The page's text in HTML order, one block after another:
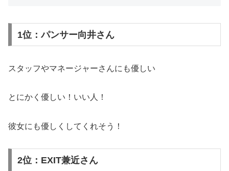
1位：パンサー向井さん
スタッフやマネージャーさんにも優しい
とにかく優しい！いい人！
彼女にも優しくしてくれそう！
2位：EXIT兼近さん